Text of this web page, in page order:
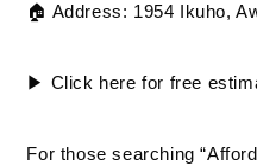
🏠 Address: 1954 Ikuho,
▶︎ Click here for free
For those searching